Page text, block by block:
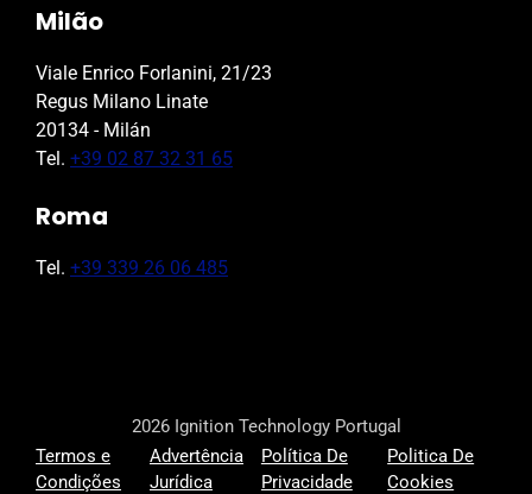
Milão
Viale Enrico Forlanini, 21/23
Regus Milano Linate
20134 - Milán
Tel. +39 02 87 32 31 65
Roma
Tel. +39 339 26 06 485
2026 Ignition Technology Portugal
Termos e
Condições
Advertência
Jurídica
Política De
Privacidade
Politica De
Cookies